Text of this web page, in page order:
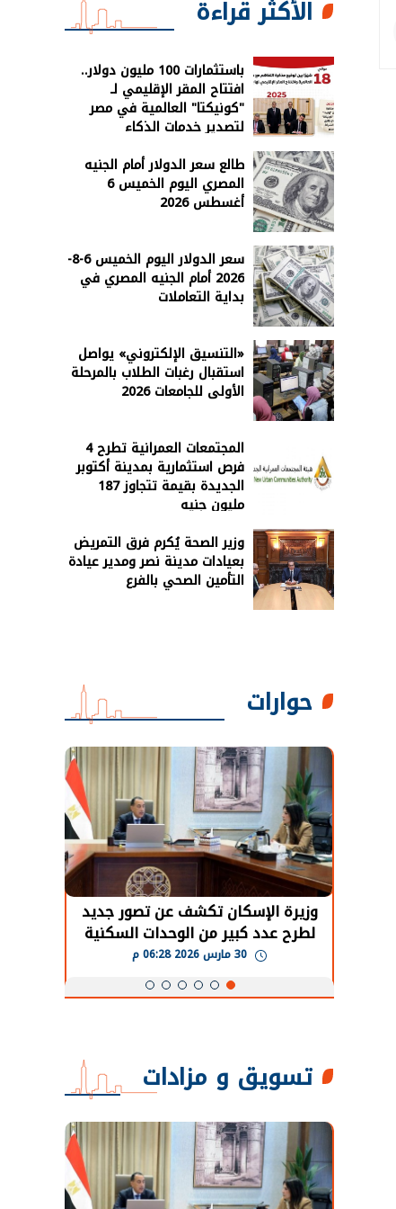
الأكثر قراءة
باستثمارات 100 مليون دولار..
افتتاح المقر الإقليمي لـ
"كونيكتا" العالمية في مصر
لتصدير خدمات الذكاء
طالع سعر الدولار أمام الجنيه
المصري اليوم الخميس 6
أغسطس 2026
سعر الدولار اليوم الخميس 6-8-
2026 أمام الجنيه المصري في
بداية التعاملات
«التنسيق الإلكتروني» يواصل
استقبال رغبات الطلاب بالمرحلة
الأولى للجامعات 2026
المجتمعات العمرانية تطرح 4
فرص استثمارية بمدينة أكتوبر
الجديدة بقيمة تتجاوز 187
مليون جنيه
وزير الصحة يُكرم فرق التمريض
بعيادات مدينة نصر ومدير عيادة
التأمين الصحي بالفرع
حوارات
وزيرة الإسكان تكشف عن تصور جديد
لطرح عدد كبير من الوحدات السكنية
بنظام الإيجار
تسويق و مزادات